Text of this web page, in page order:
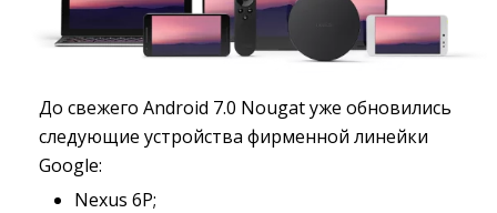
До свежего Android 7.0 Nougat уже обновились
следующие устройства фирменной линейки
Google:
Nexus 6P;